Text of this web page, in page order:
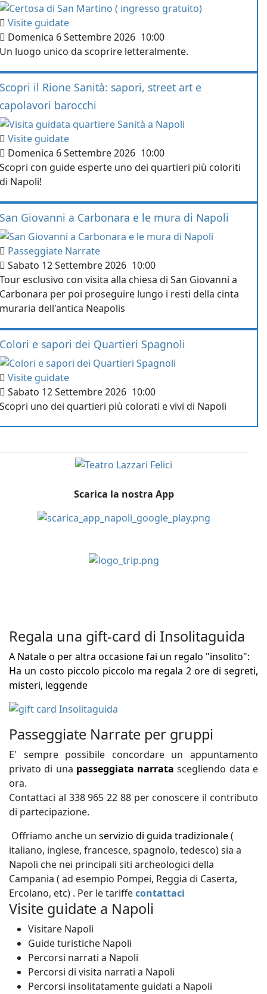
Visite guidate
Domenica 6 Settembre 2026 10:00
Un luogo unico da scoprire letteralmente.
Scopri il Rione Sanità: sapori, street art e
capolavori barocchi
Visite guidate
Domenica 6 Settembre 2026 10:00
Scopri con guide esperte uno dei quartieri più coloriti
di Napoli!
San Giovanni a Carbonara e le mura di Napoli
Passeggiate Narrate
Sabato 12 Settembre 2026 10:00
Tour esclusivo con visita alla chiesa di San Giovanni a
Carbonara per poi proseguire lungo i resti della cinta
muraria dell'antica Neapolis
Colori e sapori dei Quartieri Spagnoli
Visite guidate
Sabato 12 Settembre 2026 10:00
Scopri uno dei quartieri più colorati e vivi di Napoli
Scarica la nostra App
Regala una gift-card di Insolitaguida
A Natale o per altra occasione fai un regalo "insolito":
Ha un costo piccolo piccolo ma regala 2 ore di segreti,
misteri, leggende
Passeggiate Narrate per gruppi
E' sempre possibile concordare un appuntamento
privato di una passeggiata narrata scegliendo data e
ora.
Contattaci al 338 965 22 88 per conoscere il contributo
di partecipazione.
Offriamo anche un servizio di guida tradizionale(
italiano, inglese, francesce, spagnolo, tedesco) sia a
Napoli che nei principali siti archeologici della
Campania ( ad esempio Pompei, Reggia di Caserta,
Ercolano, etc) . Per le tariffecontattaci
Visite guidate a Napoli
Visitare Napoli
Guide turistiche Napoli
Percorsi narrati a Napoli
Percorsi di visita narrati a Napoli
Percorsi insolitatamente guidati a Napoli